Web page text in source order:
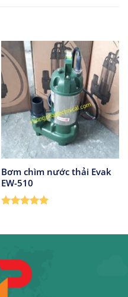
Bơm chìm nước thải Evak
EW-510
sao